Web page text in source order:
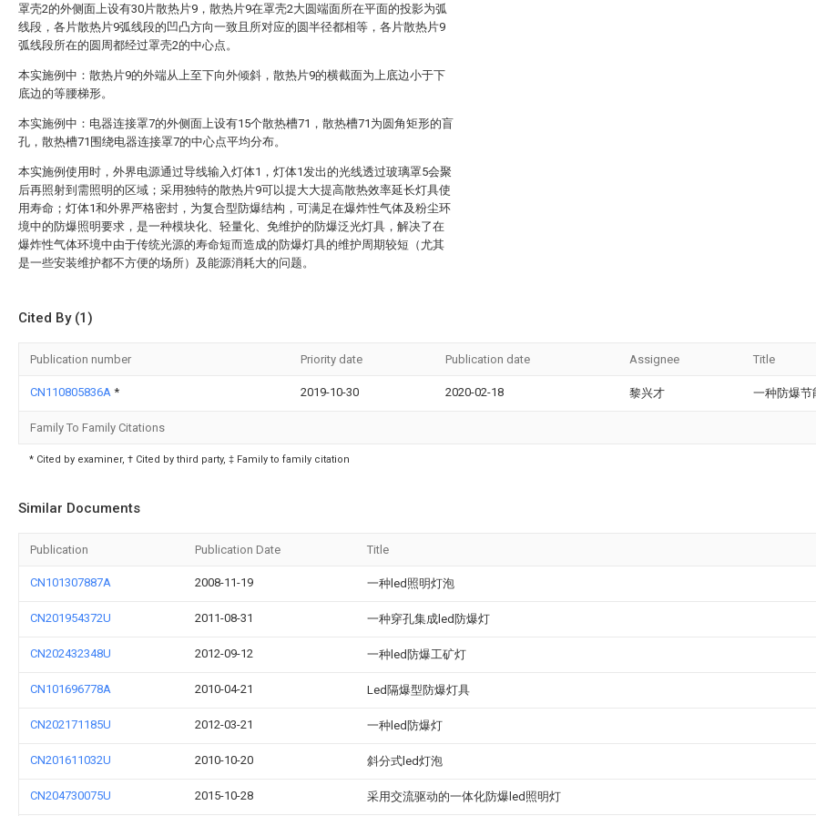
罩壳2的外侧面上设有30片散热片9，散热片9在罩壳2大圆端面所在平面的投影为弧
线段，各片散热片9弧线段的凹凸方向一致且所对应的圆半径都相等，各片散热片9
弧线段所在的圆周都经过罩壳2的中心点。
本实施例中：散热片9的外端从上至下向外倾斜，散热片9的横截面为上底边小于下
底边的等腰梯形。
本实施例中：电器连接罩7的外侧面上设有15个散热槽71，散热槽71为圆角矩形的盲
孔，散热槽71围绕电器连接罩7的中心点平均分布。
本实施例使用时，外界电源通过导线输入灯体1，灯体1发出的光线透过玻璃罩5会聚
后再照射到需照明的区域；采用独特的散热片9可以提大大提高散热效率延长灯具使
用寿命；灯体1和外界严格密封，为复合型防爆结构，可满足在爆炸性气体及粉尘环
境中的防爆照明要求，是一种模块化、轻量化、免维护的防爆泛光灯具，解决了在
爆炸性气体环境中由于传统光源的寿命短而造成的防爆灯具的维护周期较短（尤其
是一些安装维护都不方便的场所）及能源消耗大的问题。
Cited By (1)
Publication number Priority date Publication date Assignee Title
CN110805836A * 2019-10-30 2020-02-18 黎兴才 一种防爆节
Family To Family Citations
* Cited by examiner, † Cited by third party, ‡ Family to family citation
Similar Documents
Publication Publication Date Title
CN101307887A 2008-11-19 一种led照明灯泡
CN201954372U 2011-08-31 一种穿孔集成led防爆灯
CN202432348U 2012-09-12 一种led防爆工矿灯
CN101696778A 2010-04-21 Led隔爆型防爆灯具
CN202171185U 2012-03-21 一种led防爆灯
CN201611032U 2010-10-20 斜分式led灯泡
CN204730075U 2015-10-28 采用交流驱动的一体化防爆led照明灯